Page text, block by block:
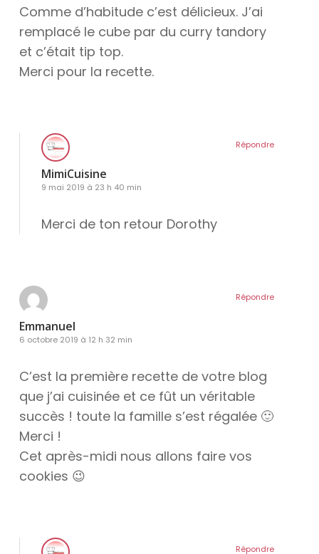
Comme d’habitude c’est délicieux. J’ai
remplacé le cube par du curry tandory
et c’était tip top.
Merci pour la recette.
MimiCuisine
9 mai 2019 à 23 h 40 min
Merci de ton retour Dorothy
Répondre
Emmanuel
6 octobre 2019 à 12 h 32 min
C’est la première recette de votre blog
que j’ai cuisinée et ce fût un véritable
succès ! toute la famille s’est régalée 🙂
Merci !
Cet après-midi nous allons faire vos
cookies 😉
Répondre
Répondre